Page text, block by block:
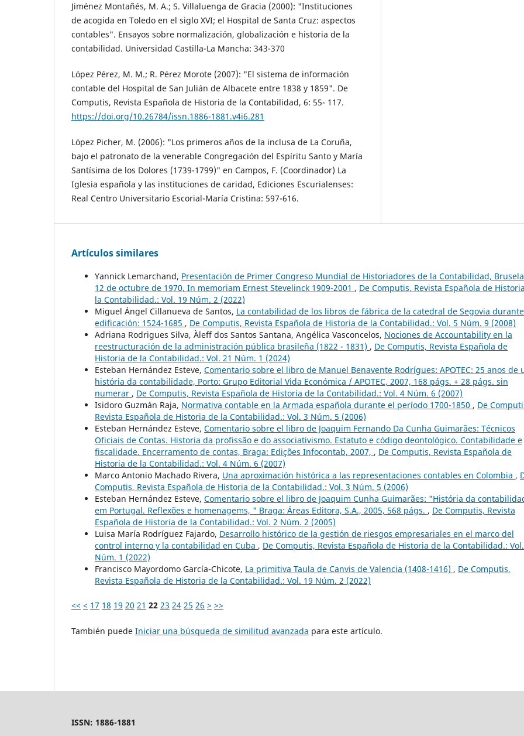
Jiménez Montañés, M. A.; S. Villaluenga de Gracia (2000): "Instituciones
de acogida en Toledo en el siglo XVI; el Hospital de Santa Cruz: aspectos
contables". Ensayos sobre normalización, globalización e historia de la
contabilidad. Universidad Castilla-La Mancha: 343-370
López Pérez, M. M.; R. Pérez Morote (2007): "El sistema de información
contable del Hospital de San Julián de Albacete entre 1838 y 1859". De
Computis, Revista Española de Historia de la Contabilidad, 6: 55- 117.
https://doi.org/10.26784/issn.1886-1881.v4i6.281
López Picher, M. (2006): "Los primeros años de la inclusa de La Coruña,
bajo el patronato de la venerable Congregación del Espíritu Santo y María
Santísima de los Dolores (1739-1799)" en Campos, F. (Coordinador) La
Iglesia española y las instituciones de caridad, Ediciones Escurialenses:
Real Centro Universitario Escorial-María Cristina: 597-616.
Artículos similares
Yannick Lemarchand, Presentación de Primer Congreso Mundial de Historiadores de la Contabilidad,
12 de octubre de 1970, In memoriam Ernest Stevelinck 1909-2001 , De Computis, Revista Española de
la Contabilidad.: Vol. 19 Núm. 2 (2022)
Miguel Ángel Cillanueva de Santos, La contabilidad de los libros de fábrica de la catedral de Segovia
edificación: 1524-1685 , De Computis, Revista Española de Historia de la Contabilidad.: Vol. 5 Núm. 9 (2008)
Adriana Rodrigues Silva, Àleff dos Santos Santana, Angélica Vasconcelos, Nociones de Accountability en la
reestructuración de la administración pública brasileña (1822 - 1831) , De Computis, Revista Española de
Historia de la Contabilidad.: Vol. 21 Núm. 1 (2024)
Esteban Hernández Esteve, Comentario sobre el libro de Manuel Benavente Rodrígues: APOTEC: 25 anos de
história da contabilidade, Porto: Grupo Editorial Vida Económica / APOTEC, 2007, 168 págs. + 28 págs. sin
numerar , De Computis, Revista Española de Historia de la Contabilidad.: Vol. 4 Núm. 6 (2007)
Isidoro Guzmán Raja, Normativa contable en la Armada española durante el período 1700-1850 , De
Revista Española de Historia de la Contabilidad.: Vol. 3 Núm. 5 (2006)
Esteban Hernández Esteve, Comentario sobre el libro de Joaquim Fernando Da Cunha Guimarães: Técnicos
Oficiais de Contas. Historia da profissão e do associativismo. Estatuto e código deontológico. Contabilidade e
fiscalidade. Encerramento de contas, Braga: Edições Infocontab, 2007, , De Computis, Revista Española de
Historia de la Contabilidad.: Vol. 4 Núm. 6 (2007)
Marco Antonio Machado Rivera, Una aproximación histórica a las representaciones contables en Colombia ,
Computis, Revista Española de Historia de la Contabilidad.: Vol. 3 Núm. 5 (2006)
Esteban Hernández Esteve, Comentario sobre el libro de Joaquim Cunha Guimarães: "História da
em Portugal. Reflexões e homenagems, " Braga: Áreas Editora, S.A., 2005, 568 págs. , De Computis, Revista
Española de Historia de la Contabilidad.: Vol. 2 Núm. 2 (2005)
Luisa María Rodríguez Fajardo, Desarrollo histórico de la gestión de riesgos empresariales en el marco del
control interno y la contabilidad en Cuba , De Computis, Revista Española de Historia de la Contabilidad.:
Núm. 1 (2022)
Francisco Mayordomo García-Chicote, La primitiva Taula de Canvis de Valencia (1408-1416) , De Computis,
Revista Española de Historia de la Contabilidad.: Vol. 19 Núm. 2 (2022)
<< < 17 18 19 20 21 22 23 24 25 26 > >>
También puede Iniciar una búsqueda de similitud avanzada para este artículo.
ISSN: 1886-1881